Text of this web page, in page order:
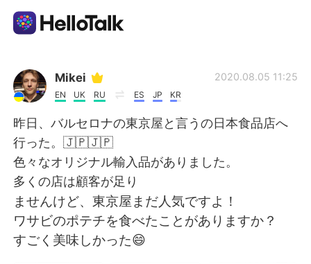
Aplikasi Pertukaran Bahasa
AI Grammar Checker
Indonesia
English 简体中文
繁體中文 Español
Mikei
EN UK RU ES JP KR
2020.08.05 11:25
昨日、バルセロナの東京屋と言うの日本食品店へ
行った。🇯🇵🇯🇵
色々なオリジナル輸入品がありました。
多くの店は顧客が足り
ませんけど、東京屋まだ人気ですよ！
ワサビのポテチを食べたことがありますか？
すごく美味しかった😄